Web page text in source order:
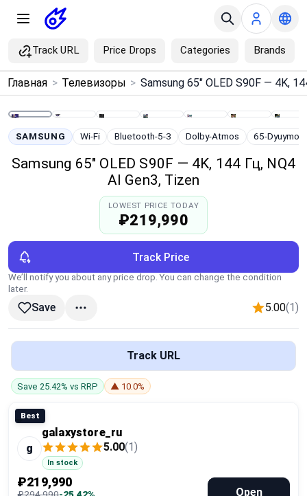
Track URL Price Drops Categories Brands
Menu ×
Home
Search
Categories
Brands
Global Price Tracker
Compare
Plans & Pricing
Log in
Главная > Телевизоры >
SAMSUNG Wi-Fi Bluetooth-5-3 Dolby-Atmos 65-Dyuymov
Samsung 65" OLED S90F — 4K, 144 Гц, NQ4
AI Gen3, Tizen
LOWEST PRICE TODAY
₽219,990
Track Price
We’ll notify you about any price drop. You can change the condition
later.
Save 5.00(1)
Track URL
Save 25.42% vs RRP ▲ 10.0%
Best
g
galaxystore_ru
5.00(1)
In stock
₽219,990
₽294,990-25.42% Open